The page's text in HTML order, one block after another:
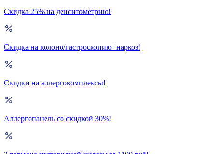
Скидка 25% на денситометрию!
Скидка на колоно/гастроскопию+наркоз!
Скидки на аллергокомплексы!
Аллергопанель со скидкой 30%!